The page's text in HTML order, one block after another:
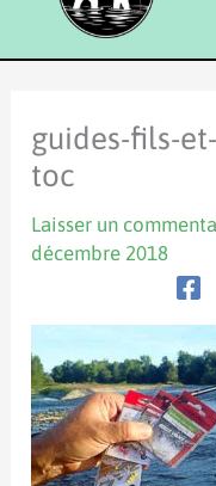
guides-fils-
toc
Laisser un
décembre 2018